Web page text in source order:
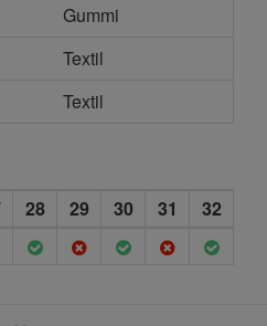
Gummi
Textil
Textil
28 29 30 31
32